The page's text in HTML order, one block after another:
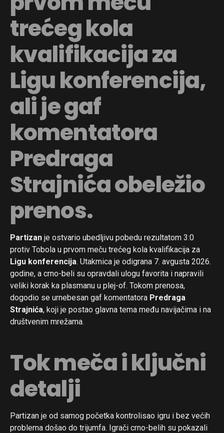
trećeg kola
kvalifikacija za
Ligu konferencija,
ali je gaf
komentatora
Predraga
Strajnića obeležio
prenos.
Partizan je ostvario ubedljivu pobedu rezultatom 3:0
protiv Tobola u prvom meču trećeg kola kvalifikacija za
Ligu konferencija. Utakmica je odigrana 7. avgusta 2026.
godine, a crno-beli su opravdali ulogu favorita i napravili
veliki korak ka plasmanu u plej-of. Tokom prenosa,
dogodio se urnebesan gaf komentatora Predraga
Strajnića, koji je postao glavna tema među navijačima i na
društvenim mrežama.
Tok meča i ključni
detalji
Partizan je od samog početka kontrolisao igru i bez većih
problema došao do trijumfa. Igrači crno-belih su pokazali